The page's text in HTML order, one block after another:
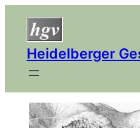
Heidelberger